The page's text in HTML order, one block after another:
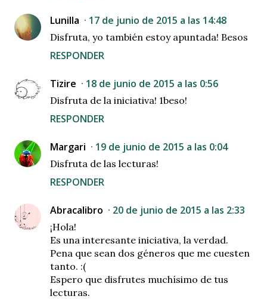
Lunilla 17 de junio de 2015 a las 14:48
Disfruta, yo también estoy apuntada! Besos
RESPONDER
Tizire 18 de junio de 2015 a las 0:56
Disfruta de la iniciativa! 1beso!
RESPONDER
Margari 19 de junio de 2015 a las 0:04
Disfruta de las lecturas!
RESPONDER
Abracalibro 20 de junio de 2015 a las 2:33
¡Hola!
Es una interesante iniciativa, la verdad.
Pena que sean dos géneros que me cuesten
tanto. :(
Espero que disfrutes muchísimo de tus
lecturas.